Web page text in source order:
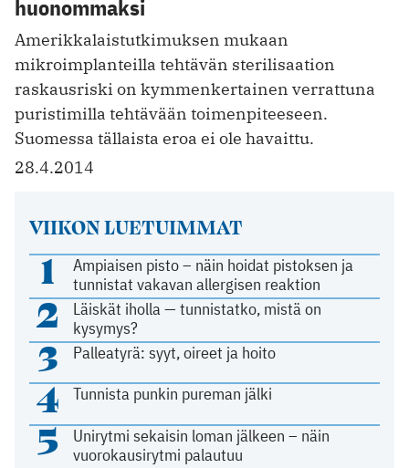
huonommaksi
Amerikkalaistutkimuksen mukaan
mikroimplanteilla tehtävän sterilisaation
raskausriski on kymmenkertainen verrattuna
puristimilla tehtävään toimenpiteeseen.
Suomessa tällaista eroa ei ole havaittu.
28.4.2014
VIIKON LUETUIMMAT
1
Ampiaisen pisto – näin hoidat pistoksen ja
tunnistat vakavan allergisen reaktion
2
Läiskät iholla — tunnistatko, mistä on
kysymys?
3 Palleatyrä: syyt, oireet ja hoito
4 Tunnista punkin pureman jälki
5
Unirytmi sekaisin loman jälkeen – näin
vuorokausirytmi palautuu